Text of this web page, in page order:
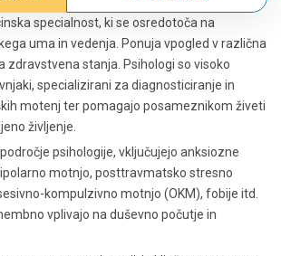
specialnost, ki se osredotoča na
uma in vedenja. Ponuja vpogled v različna
zdravstvena stanja. Psihologi so visoko
specializirani za diagnosticiranje in
motenj ter pomagajo posameznikom živeti
življenje.
psihologije, vključujejo anksiozne
motnjo, posttravmatsko stresno
kompulzivno motnjo (OKM), fobije itd.
vplivajo na duševno počutje in